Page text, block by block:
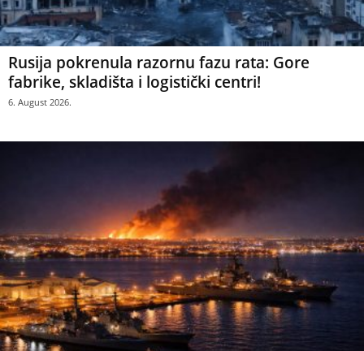
Rusija pokrenula razornu fazu rata: Gore
fabrike, skladišta i logistički centri!
6. August 2026.